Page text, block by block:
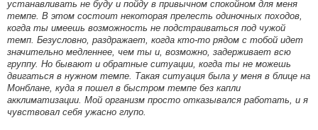
устанавливать не буду и пойду в привычном спокойном для меня
темпе. В этом состоит некоторая прелесть одиночных походов,
когда ты имеешь возможность не подстраиваться под чужой
темп. Безусловно, раздражает, когда кто-то рядом с тобой идет
значительно медленнее, чем ты и, возможно, задерживает всю
группу. Но бывают и обратные ситуации, когда ты не можешь
двигаться в нужном темпе. Такая ситуация была у меня в блице на
Монблане, куда я пошел в быстром темпе без капли
акклиматизации. Мой организм просто отказывался работать, и я
чувствовал себя ужасно глупо.